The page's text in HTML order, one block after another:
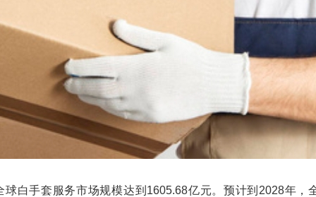
球白手套服务市场规模达到1605.68亿元。预计到2028年